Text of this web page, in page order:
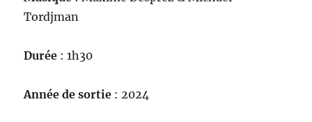
Tordjman
Durée : 1h30
Année de sortie : 2024